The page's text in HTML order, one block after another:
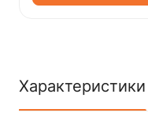
Характеристики